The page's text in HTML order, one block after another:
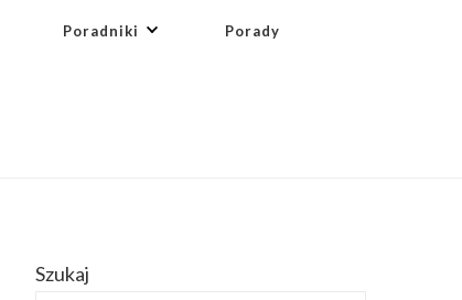
Poradniki Porady
Szukaj